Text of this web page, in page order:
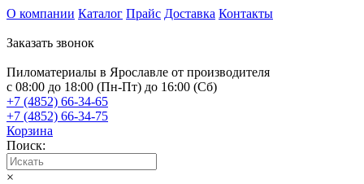
О компании Каталог Прайс Доставка Контакты
Заказать звонок
Пиломатериалы в Ярославле от производителя
с 08:00 до 18:00 (Пн-Пт) до 16:00 (Сб)
+7 (4852) 66-34-65
+7 (4852) 66-34-75
Корзина
Поиск:
×